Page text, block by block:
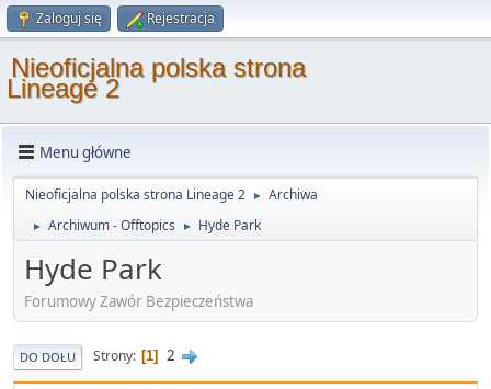
Zaloguj się Rejestracja
Nieoficjalna polska strona
Lineage 2
Menu główne
Nieoficjalna polska strona Lineage 2 ► Archiwa
► Archiwum - Offtopics ► Hyde Park
Hyde Park
Forumowy Zawór Bezpieczeństwa
DO DOŁU Strony 1 2